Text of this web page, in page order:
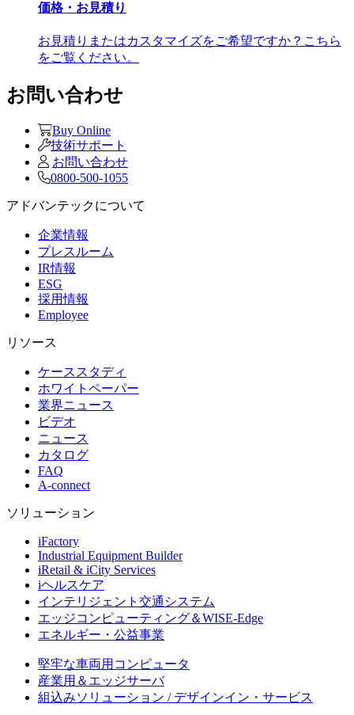
価格・お見積り
お見積りまたはカスタマイズをご希望ですか？こちら
をご覧ください。
お問い合わせ
Buy Online
技術サポート
お問い合わせ
0800-500-1055
アドバンテックについて
企業情報
プレスルーム
IR情報
ESG
採用情報
Employee
リソース
ケーススタディ
ホワイトペーパー
業界ニュース
ビデオ
ニュース
カタログ
FAQ
A-connect
ソリューション
iFactory
Industrial Equipment Builder
iRetail & iCity Services
iヘルスケア
インテリジェント交通システム
エッジコンピューティング＆WISE-Edge
エネルギー・公益事業
堅牢な車両用コンピュータ
産業用＆エッジサーバ
組込みソリューション / デザインイン・サービス